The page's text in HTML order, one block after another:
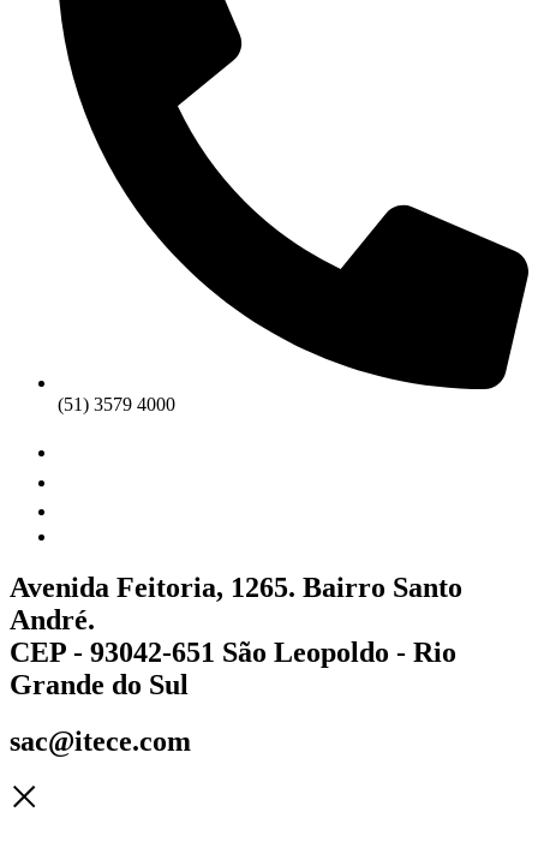
(51) 3579 4000
Avenida Feitoria, 1265. Bairro Santo
André.
CEP - 93042-651 São Leopoldo - Rio
Grande do Sul
sac@itece.com